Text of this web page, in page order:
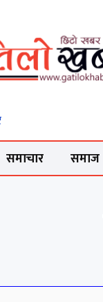
समाचार समाज